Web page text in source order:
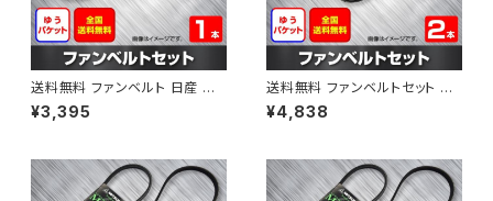
送料無料 ファンベルト 日産 エ
クストレイル 型式DNT31 H20.
09～H24.03 （国内トップメー
¥3,395
送料無料 ファンベルトセット 日
産 エルグランド 型式ME51 H1
9.10～ （国内トップメーカー） 2
¥4,838